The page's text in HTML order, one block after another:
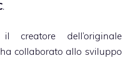
.
creatore dell’originale
collaborato allo sviluppo